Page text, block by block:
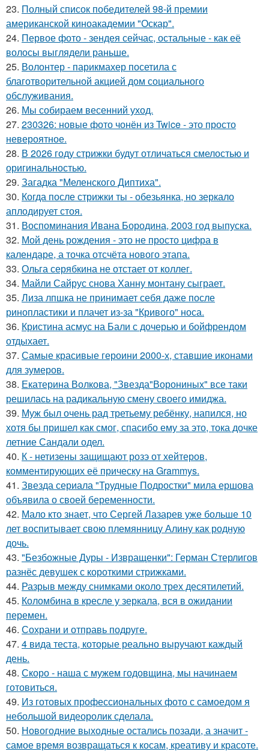
23. Полный список победителей 98-й премии
американской киноакадемии "Оскар".
24. Первое фото - зендея сейчас, остальные - как её
волосы выглядели раньше.
25. Волонтер - парикмахер посетила с
благотворительной акцией дом социального
обслуживания.
26. Мы собираем весенний уход.
27. 230326: новые фото чонён из Twice - это просто
невероятное.
28. В 2026 году стрижки будут отличаться смелостью и
оригинальностью.
29. Загадка "Меленского Диптиха".
30. Когда после стрижки ты - обезьянка, но зеркало
аплодирует стоя.
31. Воспоминания Ивана Бородина, 2003 год выпуска.
32. Мой день рождения - это не просто цифра в
календаре, а точка отсчёта нового этапа.
33. Ольга серябкина не отстает от коллег.
34. Майли Сайрус снова Ханну монтану сыграет.
35. Лиза лпшка не принимает себя даже после
ринопластики и плачет из-за "Кривого" носа.
36. Кристина асмус на Бали с дочерью и бойфрендом
отдыхает.
37. Самые красивые героини 2000-х, ставшие иконами
для зумеров.
38. Екатерина Волкова, "Звезда"Ворониных" все таки
решилась на радикальную смену своего имиджа.
39. Муж был очень рад третьему ребёнку, напился, но
хотя бы пришел как смог, спасибо ему за это, тока дочке
летние Сандали одел.
40. К - нетизены защищают розэ от хейтеров,
комментирующих её прическу на Grammys.
41. Звезда сериала "Трудные Подростки" мила ершова
объявила о своей беременности.
42. Мало кто знает, что Сергей Лазарев уже больше 10
лет воспитывает свою племянницу Алину как родную
дочь.
43. "Безбожные Дуры - Извращенки": Герман Стерлигов
разнёс девушек с короткими стрижками.
44. Разрыв между снимками около трех десятилетий.
45. Коломбина в кресле у зеркала, вся в ожидании
перемен.
46. Сохрани и отправь подруге.
47. 4 вида теста, которые реально выручают каждый
день.
48. Скоро - наша с мужем годовщина, мы начинаем
готовиться.
49. Из готовых профессиональных фото с самоедом я
небольшой видеоролик сделала.
50. Новогодние выходные остались позади, а значит -
самое время возвращаться к косам, креативу и красоте.